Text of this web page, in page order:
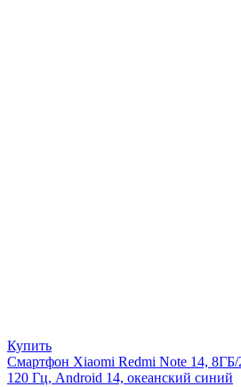
Купить
Смартфон Xiaomi Redmi Note 14,
120 Гц, Android 14, океанский синий